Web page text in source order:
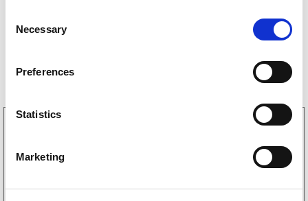
Necessary
Preferences
Statistics
Marketing
256kr(205kr eks. mva)